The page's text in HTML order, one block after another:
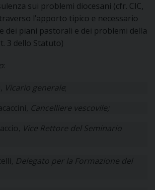
sui problemi diocesani (cfr. CIC,
l’apporto tipico e necessario
dei piani pastorali e dei problemi della
3 dello Statuto)
:
Vicario generale;
Cancelliere vescovile;
Vice Rettore del Seminario
Delegato per la Formazione del